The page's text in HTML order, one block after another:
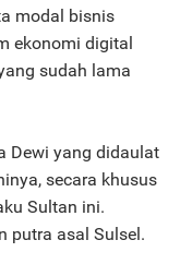
modal bisnis
ekonomi digital
sudah lama
Dewi yang didaulat
secara khusus
Sultan ini.
putra asal Sulsel.